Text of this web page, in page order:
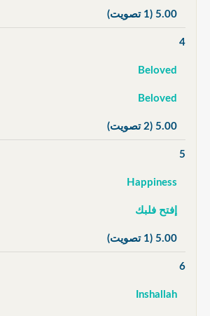
5.00 (1 تصويت)
4
Beloved
Beloved
5.00 (2 تصويت)
5
Happiness
إفتح فلبك
5.00 (1 تصويت)
6
Inshallah